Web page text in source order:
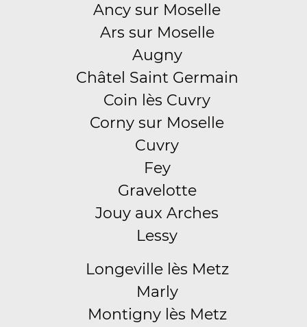
Ancy sur Moselle
Ars sur Moselle
Augny
Châtel Saint Germain
Coin lès Cuvry
Corny sur Moselle
Cuvry
Fey
Gravelotte
Jouy aux Arches
Lessy
Longeville lès Metz
Marly
Montigny lès Metz